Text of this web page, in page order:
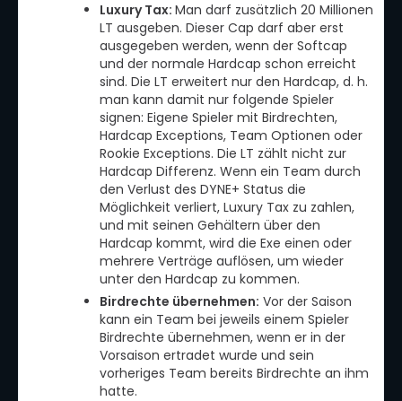
Luxury Tax: Man darf zusätzlich 20 Millionen
LT ausgeben. Dieser Cap darf aber erst
ausgegeben werden, wenn der Softcap
und der normale Hardcap schon erreicht
sind. Die LT erweitert nur den Hardcap, d. h.
man kann damit nur folgende Spieler
signen: Eigene Spieler mit Birdrechten,
Hardcap Exceptions, Team Optionen oder
Rookie Exceptions. Die LT zählt nicht zur
Hardcap Differenz. Wenn ein Team durch
den Verlust des DYNE+ Status die
Möglichkeit verliert, Luxury Tax zu zahlen,
und mit seinen Gehältern über den
Hardcap kommt, wird die Exe einen oder
mehrere Verträge auflösen, um wieder
unter den Hardcap zu kommen.
Birdrechte übernehmen: Vor der Saison
kann ein Team bei jeweils einem Spieler
Birdrechte übernehmen, wenn er in der
Vorsaison ertradet wurde und sein
vorheriges Team bereits Birdrechte an ihm
hatte.